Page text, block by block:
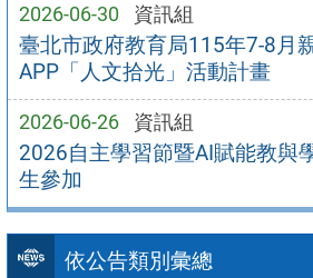
2026-06-30 資訊組
臺北市政府教育局115年7-8月
APP「人文拾光」活動計畫
2026-06-26 資訊組
2026自主學習節暨AI賦能教與
生參加
依公告類別彙總